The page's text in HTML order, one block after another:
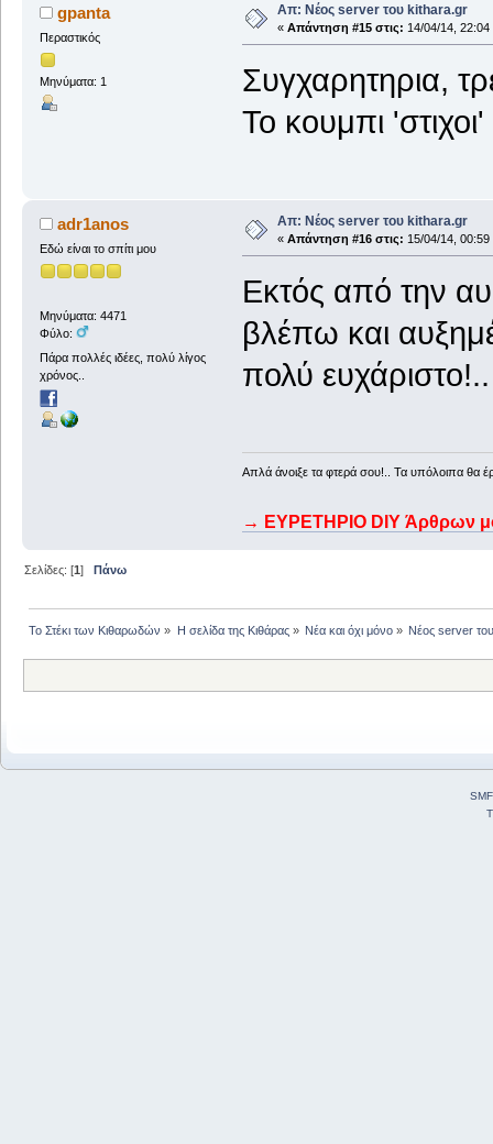
gpanta
Περαστικός
Μηνύματα: 1
Απ: Νέος server του kithara.gr
« Απάντηση #15 στις: 14/04/14, 22:04
Συγχαρητηρια,
Το κουμπι
adr1anos
Εδώ είναι το σπίτι μου
Μηνύματα: 4471
Φύλο:
Πάρα πολλές ιδέες, πολύ λίγος
χρόνος..
Απ: Νέος server του kithara.gr
« Απάντηση #16 στις: 15/04/14, 00:59
Εκτός από την
βλέπω και
πολύ ευχάριστο!..
Απλά άνοιξε τα φτερά σου!.. Τα υπόλοιπα θα
→ ΕΥΡΕΤΗΡΙΟ DIY Άρθρων
Σελίδες: [1]Πάνω
Το Στέκι των Κιθαρωδών » Η σελίδα της Κιθάρας» Νέα και όχι μόνο» Νέος server